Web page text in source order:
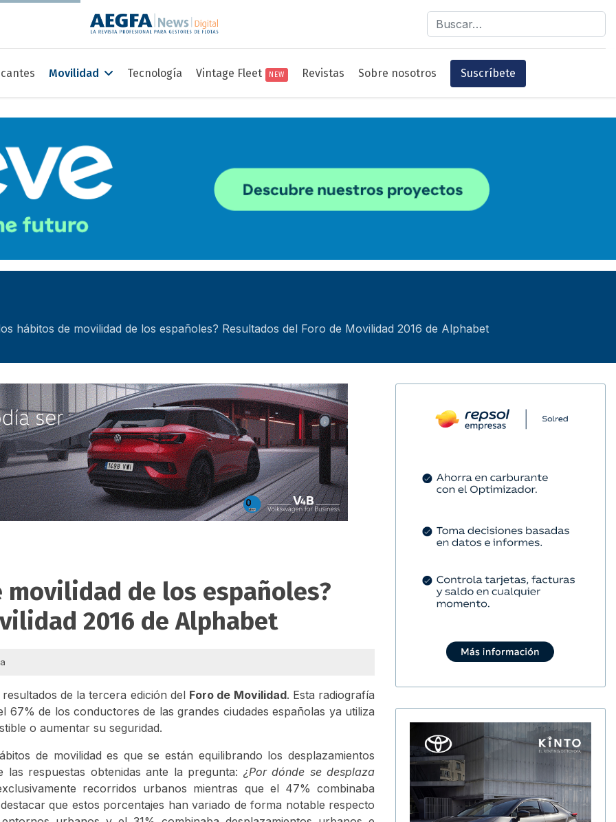
Buscar
Movilidad Tecnología Vintage Fleet NEW Revistas Sobre nosotros Suscríbete
hábitos de movilidad de los españoles? Resultados del Foro de Movilidad 2016 de Alphabet
movilidad de los españoles?
2016 de Alphabet
de la tercera edición del Foro de Movilidad. Esta radiografía
67% de los conductores de las grandes ciudades españolas ya utiliza
o aumentar su seguridad.
de movilidad es que se están equilibrando los desplazamientos
respuestas obtenidas ante la pregunta: ¿Por dónde se desplaza
recorridos urbanos mientras que el 47% combinaba
que estos porcentajes han variado de forma notable respecto